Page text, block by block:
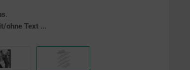
ohne Text ...